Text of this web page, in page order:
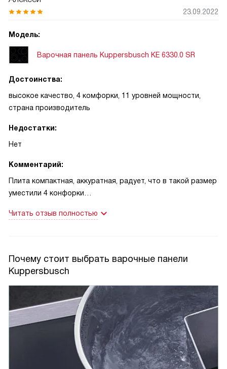
23.09.2022
Модель:
Варочная панель Kuppersbusch KE 6330.0 SR
Достоинства:
высокое качество, 4 комфорки, 11 уровней мощности,
страна производитель
Недостатки:
Нет
Комментарий:
Плита компактная, аккуратная, радует, что в такой размер
уместили 4 конфорки
позволяет не только приготовить блюдо по своему вкусу,
прибором, ведь можно хорошо поэкспериментировать с
готовкой при различных температурах.
Плита качественная, не ломается, служит долго.
Порадовало, что не пришлось часто вызывать мастера
для ремонта. Купить и сломать в первый же год готовки
на любимой даче - точно не про такой дорогой,
качественный товар как эта варка.
Читать отзыв полностью
Почему стоит выбрать варочные панели
Kuppersbusch